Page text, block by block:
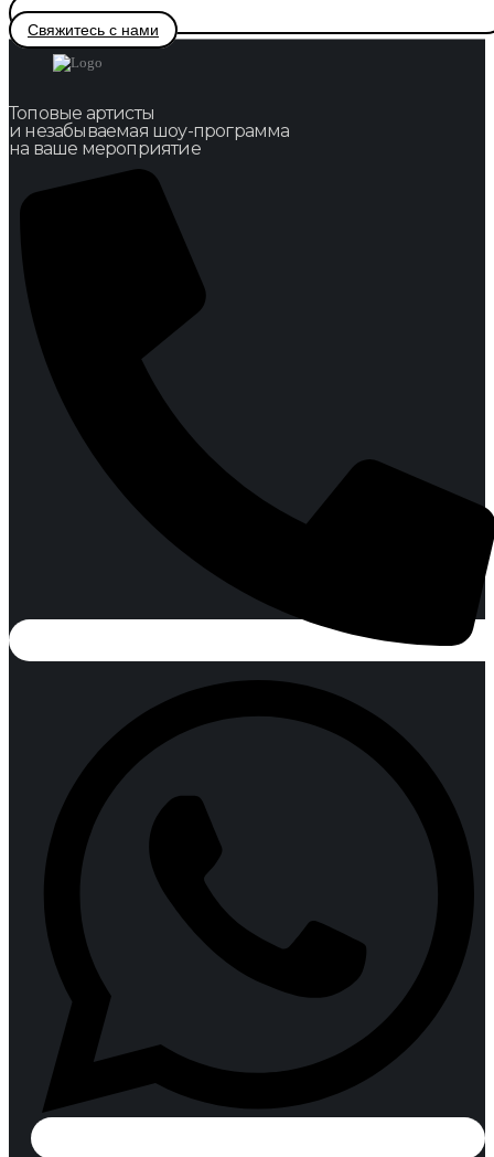
Свяжитесь с нами
Топовые артисты
и незабываемая шоу-программа
на ваше мероприятие